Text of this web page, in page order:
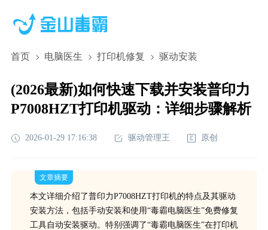
首页 电脑医生 打印机修复 驱动安装
(2026最新)如何快速下载并安装普印力
P7008HZT打印机驱动：详细步骤解析
2026-01-29 17:16:38 驱动管理王 原创
文章摘要
本文详细介绍了普印力P7008HZT打印机的特点及其驱动
安装方法，包括手动安装和使用“毒霸电脑医生”免费修复
工具自动安装驱动。特别强调了“毒霸电脑医生”在打印机